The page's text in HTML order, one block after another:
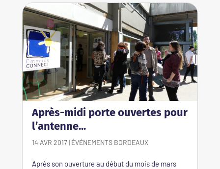
Après-midi porte ouvertes pour
l’antenne...
14 AVR 2017| ÉVÉNEMENTS BORDEAUX
Après son ouverture au début du mois de mars